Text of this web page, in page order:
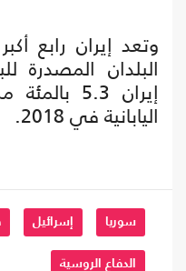
وتعد إيران رابع
البلدان المصدرة
إيران 5.3
اليابانية في 2018.
سوريا إسرائيل
الدفاع الروسية